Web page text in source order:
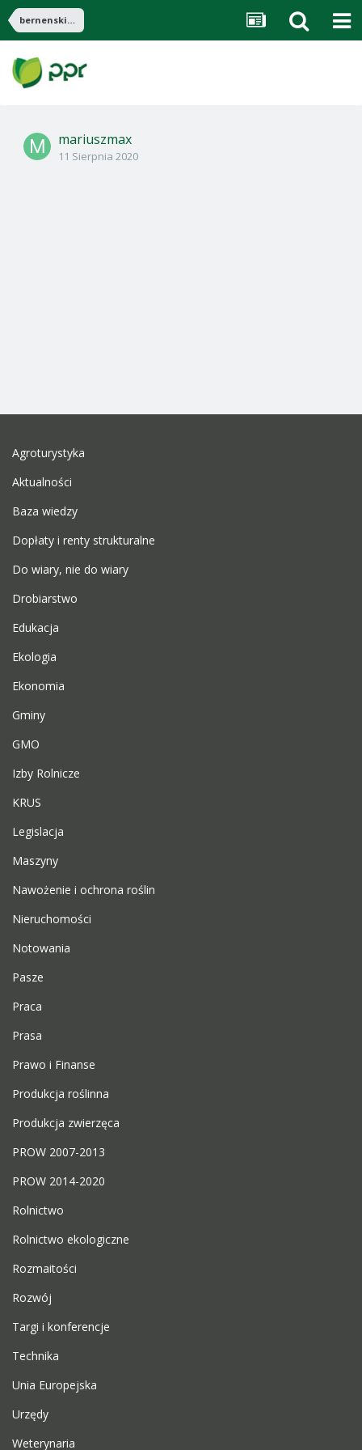
bernenski pies pasterski
mariuszmax
11 Sierpnia 2020
Agroturystyka
Aktualności
Baza wiedzy
Dopłaty i renty strukturalne
Do wiary, nie do wiary
Drobiarstwo
Edukacja
Ekologia
Ekonomia
Gminy
GMO
Izby Rolnicze
KRUS
Legislacja
Maszyny
Nawożenie i ochrona roślin
Nieruchomości
Notowania
Pasze
Praca
Prasa
Prawo i Finanse
Produkcja roślinna
Produkcja zwierzęca
PROW 2007-2013
PROW 2014-2020
Rolnictwo
Rolnictwo ekologiczne
Rozmaitości
Rozwój
Targi i konferencje
Technika
Unia Europejska
Urzędy
Weterynaria